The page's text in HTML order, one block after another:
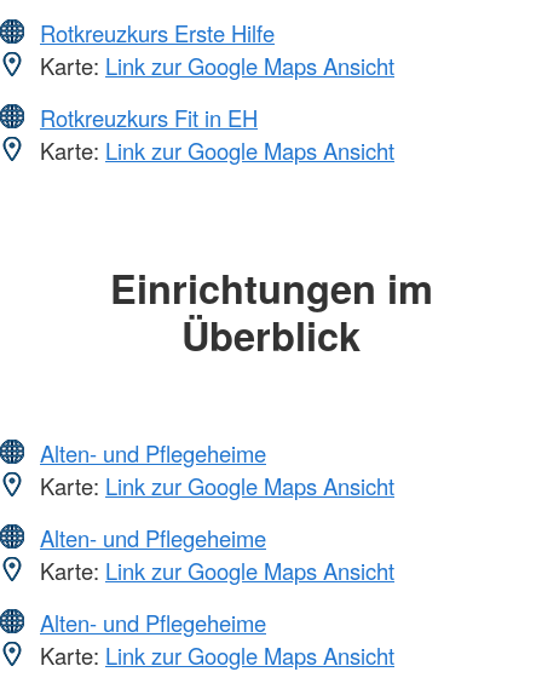
Rotkreuzkurs Erste Hilfe
Karte: Link zur Google Maps Ansicht
Rotkreuzkurs Fit in EH
Karte: Link zur Google Maps Ansicht
Einrichtungen im
Überblick
Alten- und Pflegeheime
Karte: Link zur Google Maps Ansicht
Alten- und Pflegeheime
Karte: Link zur Google Maps Ansicht
Alten- und Pflegeheime
Karte: Link zur Google Maps Ansicht